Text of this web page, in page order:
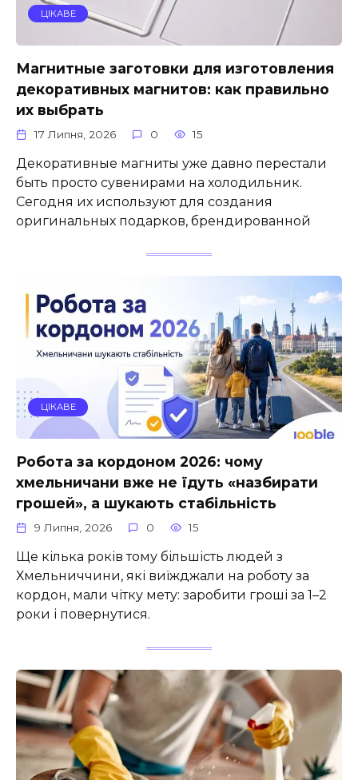
ЦІКАВЕ
Магнитные заготовки для изготовления
декоративных магнитов: как правильно
их выбрать
17 Липня, 2026 0 15
Декоративные магниты уже давно перестали
быть просто сувенирами на холодильник.
Сегодня их используют для создания
оригинальных подарков, брендированной
ЦІКАВЕ
Робота за кордоном 2026: чому
хмельничани вже не їдуть «назбирати
грошей», а шукають стабільність
9 Липня, 2026 0 15
Ще кілька років тому більшість людей з
Хмельниччини, які виїжджали на роботу за
кордон, мали чітку мету: заробити гроші за 1–2
роки і повернутися.